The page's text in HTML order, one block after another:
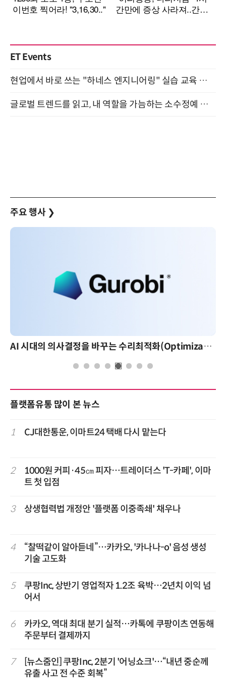
ET Events
현업에서 바로 쓰는 "하네스 엔지니어링" 실습 교육 워크숍 8월 20일 개최
글로벌 트렌드를 읽고, 내 역할을 가늠하는 소수정예 실습 워크숍 (8/28)
주요 행사 ❯
AI 시대의 의사결정을 바꾸는 수리최적화(Optimization): 실제 산업 적용 사례와 활용 전략
플랫폼유통 많이 본 뉴스
1 CJ대한통운, 이마트24 택배 다시 맡는다
2
1000원 커피·45㎝ 피자…트레이더스 'T-카페', 이마
트 첫 입점
3 상생협력법 개정안 '플랫폼 이중족쇄' 채우나
4
“찰떡같이 알아듣네”…카카오, '카나나-o' 음성 생성
기술 고도화
5
쿠팡Inc, 상반기 영업적자 1.2조 육박…2년치 이익 넘
어서
6
카카오, 역대 최대 분기 실적…카톡에 쿠팡이츠 연동해
주문부터 결제까지
7
[뉴스줌인] 쿠팡Inc, 2분기 '어닝쇼크'…“내년 중순께
유출 사고 전 수준 회복”